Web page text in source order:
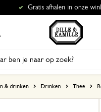
Gratis afhalen in onze
& drinken Drinken Thee